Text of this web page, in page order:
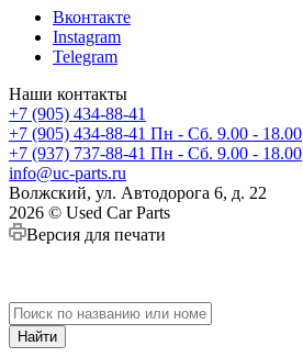
Вконтакте
Instagram
Telegram
Наши контакты
+7 (905) 434-88-41
+7 (905) 434-88-41 Пн - Сб. 9.00 - 18.00
+7 (937) 737-88-41 Пн - Сб. 9.00 - 18.00
info@uc-parts.ru
Волжский, ул. Автодорога 6, д. 22
2026 © Used Car Parts
Версия для печати
Найти